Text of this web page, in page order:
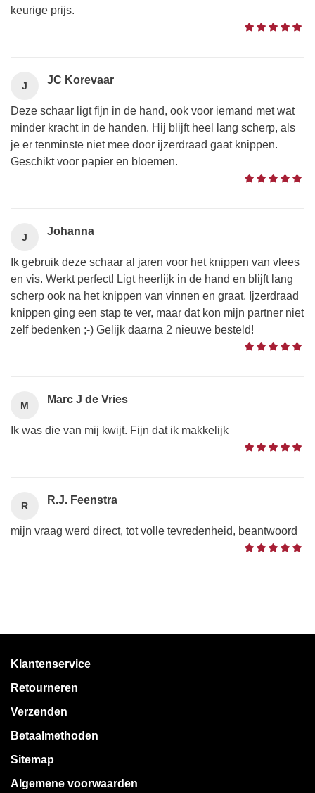
keurige prijs.
J JC Korevaar
Deze schaar ligt fijn in de hand, ook voor iemand met wat
minder kracht in de handen. Hij blijft heel lang scherp, als
je er tenminste niet mee door ijzerdraad gaat knippen.
Geschikt voor papier en bloemen.
J Johanna
Ik gebruik deze schaar al jaren voor het knippen van vlees
en vis. Werkt perfect! Ligt heerlijk in de hand en blijft lang
scherp ook na het knippen van vinnen en graat. Ijzerdraad
knippen ging een stap te ver, maar dat kon mijn partner niet
zelf bedenken ;-) Gelijk daarna 2 nieuwe besteld!
M Marc J de Vries
Ik was die van mij kwijt. Fijn dat ik makkelijk
R R.J. Feenstra
mijn vraag werd direct, tot volle tevredenheid, beantwoord
Klantenservice
Retourneren
Verzenden
Betaalmethoden
Sitemap
Algemene voorwaarden